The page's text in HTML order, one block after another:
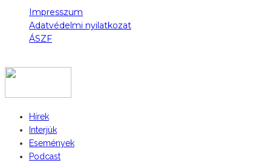
Impresszum
Adatvédelmi nyilatkozat
ÁSZF
Hírek
Interjúk
Események
Podcast